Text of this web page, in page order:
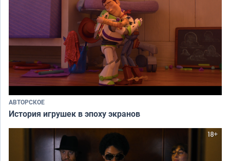
АВТОРСКОЕ
История игрушек в эпоху экранов